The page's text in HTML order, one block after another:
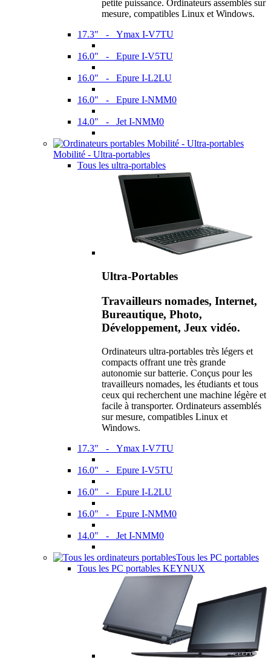
petite puissance. Ordinateurs assemblés sur
mesure, compatibles Linux et Windows.
17.3" - Ymax I-V7TU
16.0" - Epure I-V5TU
16.0" - Epure I-L2LU
16.0" - Epure I-NMM0
14.0" - Jet I-NMM0
Mobilité - Ultra-portables
Tous les ultra-portables
Ultra-Portables
Travailleurs nomades, Internet,
Bureautique, Photo,
Développement, Jeux vidéo.
Ordinateurs ultra-portables très légers et
compacts offrant une très grande
autonomie sur batterie. Conçus pour les
travailleurs nomades, les étudiants et tous
ceux qui recherchent une machine légère et
facile à transporter. Ordinateurs assemblés
sur mesure, compatibles Linux et
Windows.
17.3" - Ymax I-V7TU
16.0" - Epure I-V5TU
16.0" - Epure I-L2LU
16.0" - Epure I-NMM0
14.0" - Jet I-NMM0
Tous les PC portables
Tous les PC portables KEYNUX